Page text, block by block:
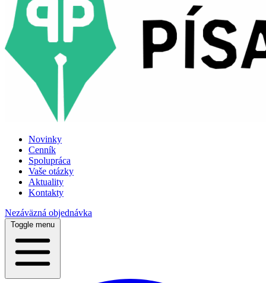
Novinky
Cenník
Spolupráca
Vaše otázky
Aktuality
Kontakty
Nezáväzná objednávka
Toggle menu